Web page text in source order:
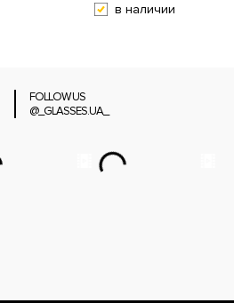
в наличии
FOLLOW US
@_GLASSES.UA_